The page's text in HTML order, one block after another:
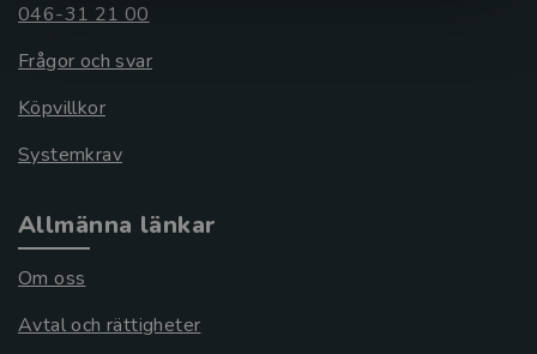
046-31 21 00
Frågor och svar
Köpvillkor
Systemkrav
Allmänna länkar
Om oss
Avtal och rättigheter